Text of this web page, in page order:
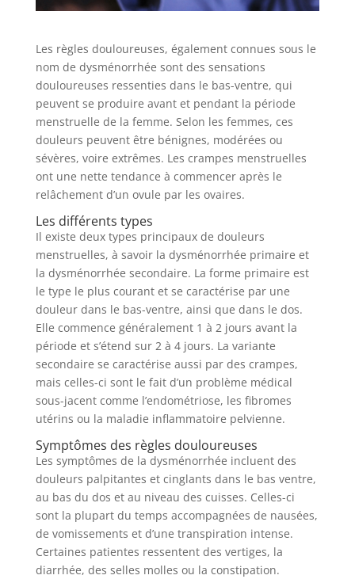
Les règles douloureuses, également connues sous le
nom de dysménorrhée sont des sensations
douloureuses ressenties dans le bas-ventre, qui
peuvent se produire avant et pendant la période
menstruelle de la femme. Selon les femmes, ces
douleurs peuvent être bénignes, modérées ou
sévères, voire extrêmes. Les crampes menstruelles
ont une nette tendance à commencer après le
relâchement d’un ovule par les ovaires.
Les différents types
Il existe deux types principaux de douleurs
menstruelles, à savoir la dysménorrhée primaire et
la dysménorrhée secondaire. La forme primaire est
le type le plus courant et se caractérise par une
douleur dans le bas-ventre, ainsi que dans le dos.
Elle commence généralement 1 à 2 jours avant la
période et s’étend sur 2 à 4 jours. La variante
secondaire se caractérise aussi par des crampes,
mais celles-ci sont le fait d’un problème médical
sous-jacent comme l’endométriose, les fibromes
utérins ou la maladie inflammatoire pelvienne.
Symptômes des règles douloureuses
Les symptômes de la dysménorrhée incluent des
douleurs palpitantes et cinglants dans le bas ventre,
au bas du dos et au niveau des cuisses. Celles-ci
sont la plupart du temps accompagnées de nausées,
de vomissements et d’une transpiration intense.
Certaines patientes ressentent des vertiges, la
diarrhée, des selles molles ou la constipation.